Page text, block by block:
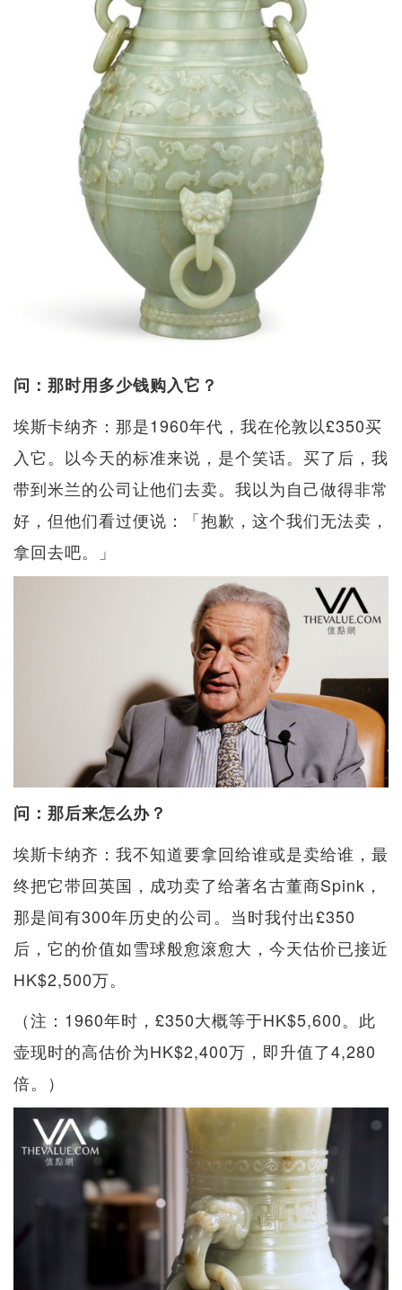
问：那时用多少钱购入它？
埃斯卡纳齐：那是1960年代，我在伦敦以£350买
入它。以今天的标准来说，是个笑话。买了后，我
带到米兰的公司让他们去卖。我以为自己做得非常
好，但他们看过便说：「抱歉，这个我们无法卖，
拿回去吧。」
问：那后来怎么办？
埃斯卡纳齐：我不知道要拿回给谁或是卖给谁，最
终把它带回英国，成功卖了给著名古董商Spink，
那是间有300年历史的公司。当时我付出£350
后，它的价值如雪球般愈滚愈大，今天估价已接近
HK$2,500万。
（注：1960年时，£350大概等于HK$5,600。此
壶现时的高估价为HK$2,400万，即升值了4,280
倍。）